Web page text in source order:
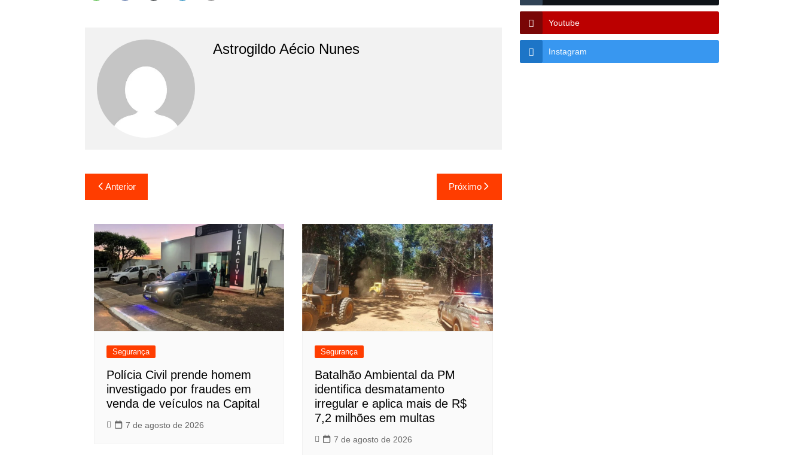
Astrogildo Aécio Nunes
Navegação
de
Post
Anterior Próximo
Segurança
Polícia Civil prende homem
investigado por fraudes em
venda de veículos na Capital
7 de agosto de 2026
Segurança
Batalhão Ambiental da PM
identifica desmatamento
irregular e aplica mais de R$
7,2 milhões em multas
7 de agosto de 2026
Youtube
Instagram